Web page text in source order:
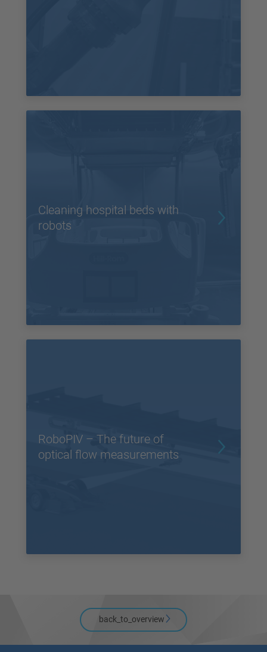
Cleaning hospital beds with
robots
RoboPIV – The future of
optical flow measurements
back_to_overview